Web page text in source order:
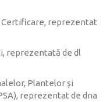
reprezentat
reprezentată de dl
Plantelor și
reprezentat de dna